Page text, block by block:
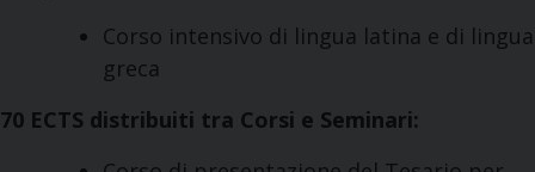
Corso intensivo di lingua latina e di lingua
greca
70 ECTS distribuiti tra Corsi e Seminari: